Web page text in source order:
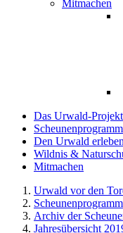
Mitmachen
Das Urwald-Projekt
Scheunenprogramm
Den Urwald erleben
Wildnis &
Mitmachen
Urwald vor den
Scheunenprogramm
Archiv der
Jahresübersicht